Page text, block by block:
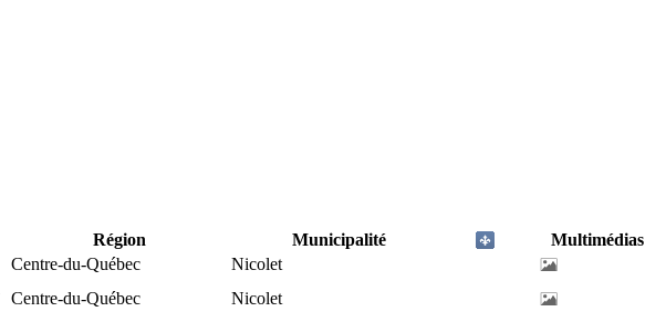
Région Municipalité
Multimédias
Centre-du-Québec
Nicolet
Centre-du-Québec
Nicolet